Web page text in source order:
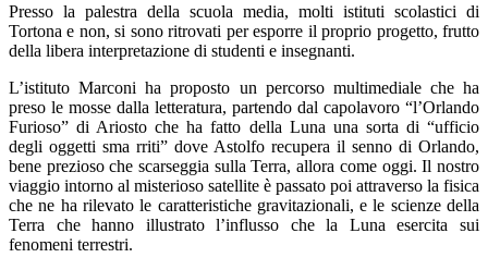
Presso la palestra della scuola media, molti istituti scolastici di
Tortona e non, si sono ritrovati per esporre il proprio progetto, frutto
della libera interpretazione di studenti e insegnanti.
L’istituto Marconi ha proposto un percorso multimediale che ha
preso le mosse dalla letteratura, partendo dal capolavoro “l’Orlando
Furioso” di Ariosto che ha fatto della Luna una sorta di “ufficio
degli oggetti sma rriti” dove Astolfo recupera il senno di Orlando,
bene prezioso che scarseggia sulla Terra, allora come oggi. Il nostro
viaggio intorno al misterioso satellite è passato poi attraverso la fisica
che ne ha rilevato le caratteristiche gravitazionali, e le scienze della
Terra che hanno illustrato l’influsso che la Luna esercita sui
fenomeni terrestri.